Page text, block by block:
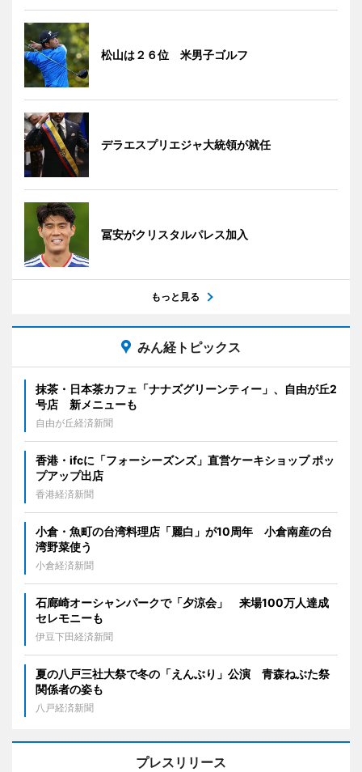
松山は２６位 米男子ゴルフ
デラエスプリエジャ大統領が就任
冨安がクリスタルパレス加入
もっと見る
みん経トピックス
抹茶・日本茶カフェ「ナナズグリーンティー」、自由が丘2
号店 新メニューも
自由が丘経済新聞
香港・ifcに「フォーシーズンズ」直営ケーキショップ ポッ
プアップ出店
香港経済新聞
小倉・魚町の台湾料理店「麗白」が10周年 小倉南産の台
湾野菜使う
小倉経済新聞
石廊崎オーシャンパークで「夕涼会」 来場100万人達成
セレモニーも
伊豆下田経済新聞
夏の八戸三社大祭で冬の「えんぶり」公演 青森ねぶた祭
関係者の姿も
八戸経済新聞
プレスリリース